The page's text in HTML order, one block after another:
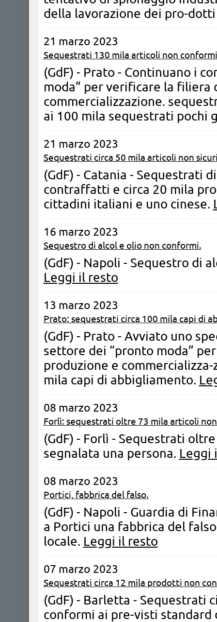
della lavorazione dei pro-
21 marzo 2023
Sequestrati 130 mila articoli non
(GdF) - Prato - Continuano i
moda” per verificare la filiera
commercializzazione.
ai 100 mila sequestrati pochi
21 marzo 2023
Sequestrati circa 50 mila articoli non
(GdF) - Catania - Sequestrati
contraffatti e circa 20 mila
cittadini italiani e uno cinese.
16 marzo 2023
Sequestro di alcol e olio non conformi.
(GdF) - Napoli - Sequestro di
Leggi il resto
13 marzo 2023
Prato: sequestrati circa 100 mila capi di
(GdF) - Prato - Avviato uno
settore dei “pronto moda”
produzione e
mila capi di abbigliamento.
08 marzo 2023
Forlì: sequestrati oltre 73 mila articoli
(GdF) - Forlì - Sequestrati
segnalata una persona. Leggi
08 marzo 2023
Portici, fabbrica del falso.
(GdF) - Napoli - Guardia di
a Portici una fabbrica del
locale. Leggi il resto
07 marzo 2023
Sequestrati circa 12 mila prodotti non
(GdF) - Barletta - Sequestrati
conformi ai pre-visti standard